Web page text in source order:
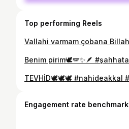
Top performing Reels
Engagement rate benchmark